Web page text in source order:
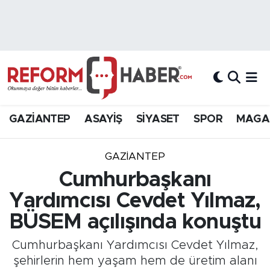
GAZİANTEP ASAYİŞ SİYASET SPOR
GAZIANTEP
Cumhurbaşkanı
Yardımcısı Cevdet Yılmaz,
BÜSEM açılışında konuştu
Cumhurbaşkanı Yardımcısı Cevdet Yılmaz,
şehirlerin hem yaşam hem de üretim alanı
Hava Durumu
Süper Lig Puan Durumu ve Fikstür
Son Dakika Haberleri
Haber Arşivi